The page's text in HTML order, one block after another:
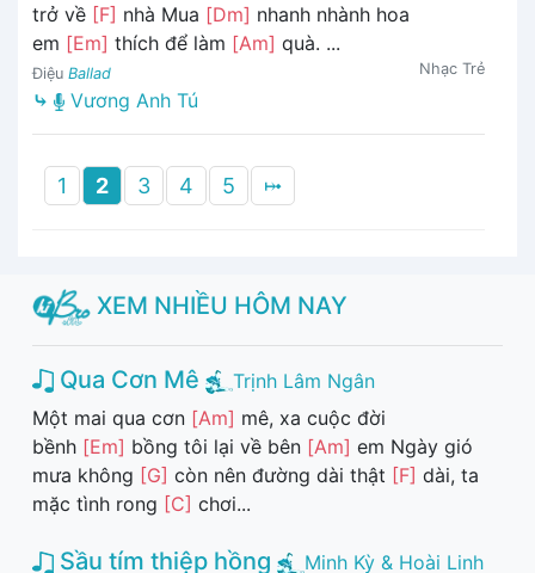
trở về [F] nhà Mua [Dm] nhanh nhành hoa
em [Em] thích để làm [Am] quà. ...
Điệu Ballad Nhạc Trẻ
⤷ Vương Anh Tú
1 2 3 4 5 ⤠
XEM NHIỀU HÔM NAY
Qua Cơn Mê
Trịnh Lâm Ngân
Một mai qua cơn [Am] mê, xa cuộc đời
bềnh [Em] bồng tôi lại về bên [Am] em Ngày gió
mưa không [G] còn nên đường dài thật [F] dài, ta
mặc tình rong [C] chơi...
Sầu tím thiệp hồng Minh Kỳ & Hoài Linh